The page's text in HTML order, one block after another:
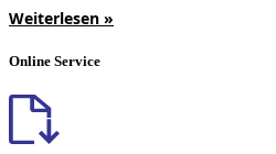
Weiterlesen »
Online Service